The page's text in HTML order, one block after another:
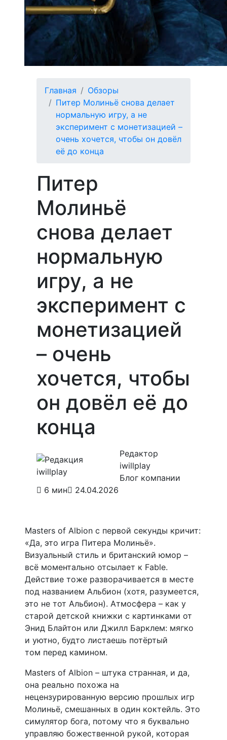
Главная
Обзоры
Питер Молиньё снова делает
нормальную игру, а не
эксперимент с монетизацией –
очень хочется, чтобы он довёл
её до конца
Питер
Молиньё
снова делает
нормальную
игру, а не
эксперимент с
монетизацией
– очень
хочется, чтобы
он довёл её до
конца
Редактор
iwillplay
Блог компании
6 мин
24.04.2026
Masters of Albion с первой секунды кричит:
«Да, это игра Питера Молиньё».
Визуальный стиль и британский юмор –
всё моментально отсылает к Fable.
Действие тоже разворачивается в месте
под названием Альбион (хотя, разумеется,
это не тот Альбион). Атмосфера – как у
старой детской книжки с картинками от
Энид Блайтон или Джилл Барклем: мягко
и уютно, будто листаешь потёртый
том перед камином.
Masters of Albion – штука странная, и да,
она реально похожа на
нецензурированную версию прошлых игр
Молиньё, смешанных в один коктейль. Это
симулятор бога, потому что я буквально
управляю божественной рукой, которая